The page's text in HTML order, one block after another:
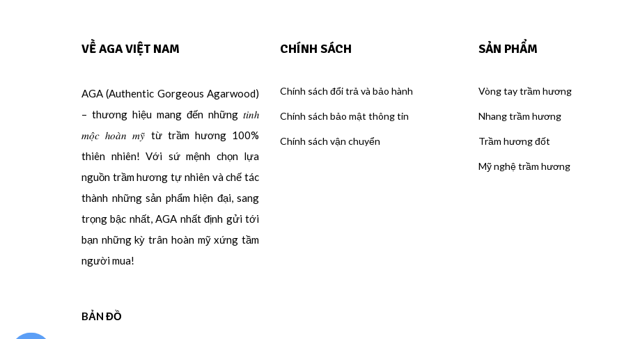
VỀ AGA VIỆT NAM
AGA (Authentic Gorgeous Agarwood)
– thương hiệu mang đến những 𝑡𝑖𝑛ℎ
𝑚𝑜̣̂𝑐 ℎ𝑜𝑎̀𝑛 𝑚𝑦̃ từ trầm hương 100%
thiên nhiên! Với sứ mệnh chọn lựa
nguồn trầm hương tự nhiên và chế tác
thành những sản phẩm hiện đại, sang
trọng bậc nhất, AGA nhất định gửi tới
bạn những kỳ trân hoàn mỹ xứng tầm
người mua!
BẢN ĐỒ
CHÍNH SÁCH
Chính sách đổi trả và bảo hành
Chính sách bảo mật thông tin
Chính sách vận chuyển
SẢN PHẨM
Vòng tay trầm hương
Nhang trầm hương
Trầm hương đốt
Mỹ nghệ trầm hương